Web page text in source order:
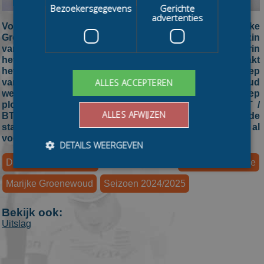
Voor de tweede keer in haar carrière heeft Marijke
Groenewoud de Jaap Eden Trofee gewonnen. De Friezin
van Albert Heijn Zaanlander was na een wedstrijd waarin
het verschil met name achterin de koers werd gemaakt
het snelst in de massasprint. Nadat een late kopgroep
van zes nog door de ploeggenoten van Groenewoud
werd geneutraliseerd klopte de kopvrouw op de streep
ploeggenote Bente Kerkhoff en Esther Kiel (Puur ICT /
BTZ). Van de slechts 43 rijdsters die in Amsterdam aan de
start stonden was voor 15 de wedstrijd voor half koers al
voorbij, een hard ontwaken uit de zomerslaap.
Daikin Marathon Cup Jaap Eden Trofee
Marijke Groenewoud Seizoen 2024/2025
Bekijk ook:
Uitslag
Bezoekersgegevens
Gerichte
advertenties
ALLES ACCEPTEREN
ALLES AFWIJZEN
DETAILS WEERGEVEN
Bezoekersgegevens Gerichte advertenties
Prestatiecookies worden gebruikt om te zien hoe